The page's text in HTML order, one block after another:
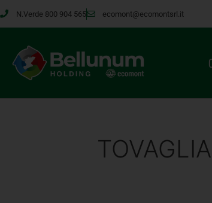
N.Verde 800 904 565 ecomont@ecomontsrl.it